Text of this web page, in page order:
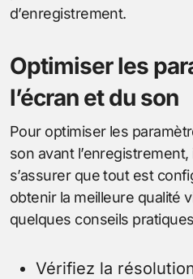
d’enregistrement.
Optimiser les
l’écran et du son
Pour optimiser les
son avant
s’assurer que tout est
obtenir la meilleure qualité
quelques conseils
Vérifiez la